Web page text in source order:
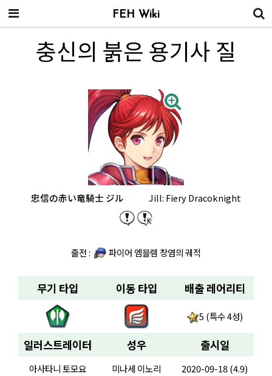
충신의 붉은 용기사 질
忠信の赤い竜騎士 ジル Jill: Fiery Dracoknight
출전 : 파이어 엠블렘 창염의 궤적
무기 타입 이동 타입 배출 레어리티
5 (특수 4성)
일러스트레이터 성우 출시일
아사타니 토모요 미나세 이노리 2020-09-18 (4.9)
FEH Wiki